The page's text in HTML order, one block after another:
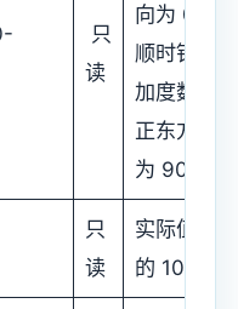
只
读
向为 0 °
顺时针增
加度数，
正东方
为 90 ° )
只
读
实际值
的 10 倍